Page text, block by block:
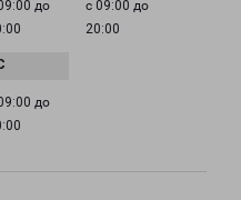
до
с 09:00 до
20:00
до